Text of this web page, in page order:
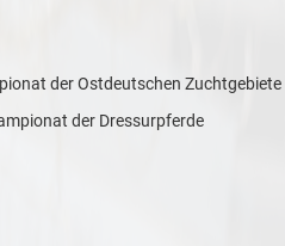
der Ostdeutschen Zuchtgebiete
der Dressurpferde